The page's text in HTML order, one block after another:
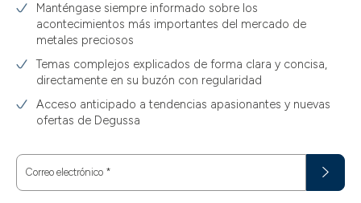
Manténgase siempre informado sobre los
acontecimientos más importantes del mercado de
metales preciosos
Temas complejos explicados de forma clara y concisa,
directamente en su buzón con regularidad
Acceso anticipado a tendencias apasionantes y nuevas
ofertas de Degussa
Correo electrónico *